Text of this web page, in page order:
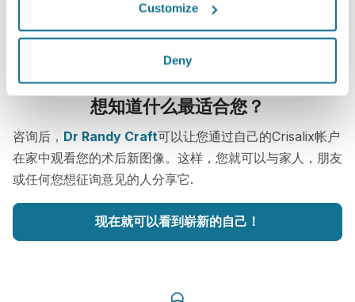
Customize
Deny
想知道什么最适合您？
咨询后， Dr Randy Craft可以让您通过自己的Crisalix帐户
在家中观看您的术后新图像。这样，您就可以与家人，朋友
或任何您想征询意见的人分享它.
现在就可以看到崭新的自己！